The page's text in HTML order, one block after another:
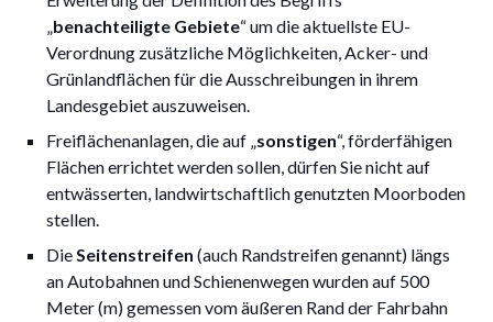
„benachteiligte Gebiete“ um die aktuellste EU-
Verordnung zusätzliche Möglichkeiten, Acker- und
Grünlandflächen für die Ausschreibungen in ihrem
Landesgebiet auszuweisen.
Freiflächenanlagen, die auf „sonstigen“, förderfähigen
Flächen errichtet werden sollen, dürfen Sie nicht auf
entwässerten, landwirtschaftlich genutzten Moorboden
stellen.
DieSeitenstreifen (auch Randstreifen genannt) längs
an Autobahnen und Schienenwegen wurden auf 500
Meter (m) gemessen vom äußeren Rand der Fahrbahn